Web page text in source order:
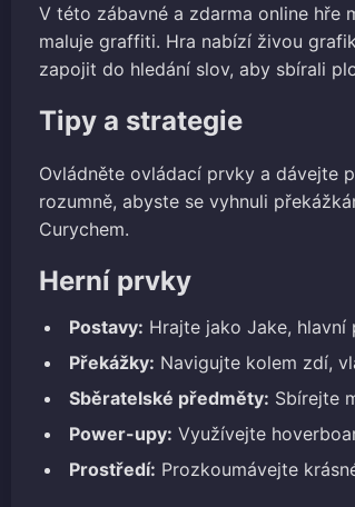
V této zábavné a zdarma online hře
maluje graffiti. Hra nabízí živou
zapojit do hledání slov, aby sbírali
Tipy a strategie
Ovládněte ovládací prvky a dávejte
rozumně, abyste se vyhnuli
Curychem.
Herní prvky
Postavy: Hrajte jako Jake,
Překážky: Navigujte kolem zdí,
Sběratelské předměty: Sbírejte
Power-upy: Využívejte
Prostředí: Prozkoumávejte